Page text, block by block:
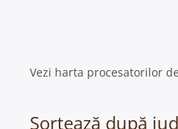
Vezi harta procesatorilor
Sortează după